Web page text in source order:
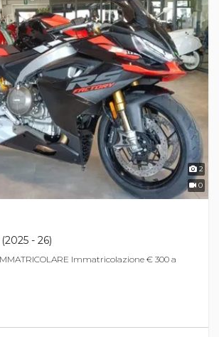
2
0
- 26)
Immatricolazione € 300 a